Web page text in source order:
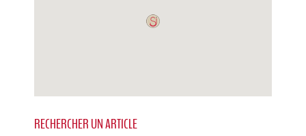
RECHERCHER UN ARTICLE